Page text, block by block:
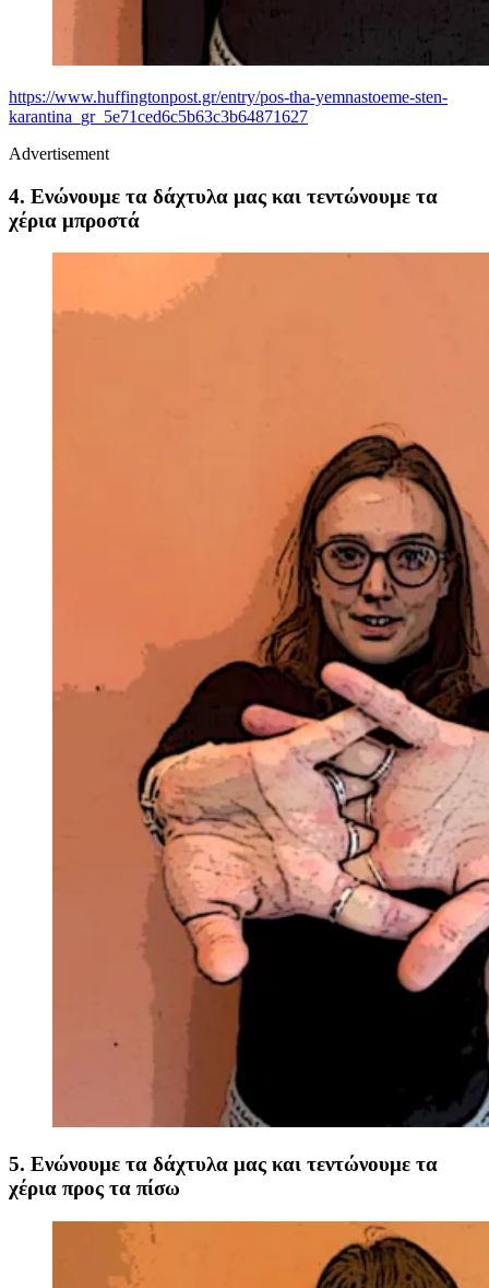
https://www.huffingtonpost.gr/entry/pos-tha-yemnastoeme-sten-
karantina_gr_5e71ced6c5b63c3b64871627
Advertisement
4. Ενώνουμε τα δάχτυλα μας και τεντώνουμε τα
χέρια μπροστά
5. Ενώνουμε τα δάχτυλα μας και τεντώνουμε τα
χέρια προς τα πίσω